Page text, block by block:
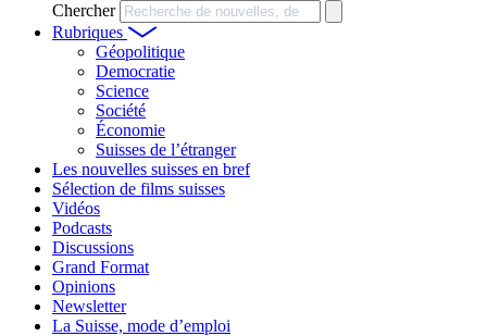
Chercher
Rubriques
Géopolitique
Democratie
Science
Société
Économie
Suisses de l’étranger
Les nouvelles suisses en bref
Sélection de films suisses
Vidéos
Podcasts
Discussions
Grand Format
Opinions
Newsletter
La Suisse, mode d’emploi